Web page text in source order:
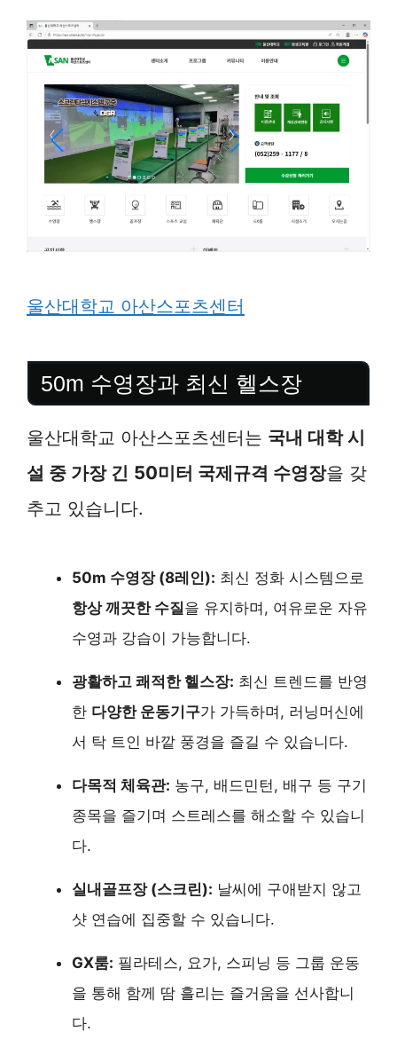
울산대학교 아산스포츠센터
50m 수영장과 최신 헬스장
울산대학교 아산스포츠센터는 국내 대학 시
설 중 가장 긴 50미터 국제규격 수영장을 갖
추고 있습니다.
50m 수영장 (8레인): 최신 정화 시스템으로
항상 깨끗한 수질을 유지하며, 여유로운 자유
수영과 강습이 가능합니다.
광활하고 쾌적한 헬스장: 최신 트렌드를 반영
한 다양한 운동기구가 가득하며, 러닝머신에
서 탁 트인 바깥 풍경을 즐길 수 있습니다.
다목적 체육관: 농구, 배드민턴, 배구 등 구기
종목을 즐기며 스트레스를 해소할 수 있습니
다.
실내골프장 (스크린): 날씨에 구애받지 않고
샷 연습에 집중할 수 있습니다.
GX룸: 필라테스, 요가, 스피닝 등 그룹 운동
을 통해 함께 땀 흘리는 즐거움을 선사합니
다.